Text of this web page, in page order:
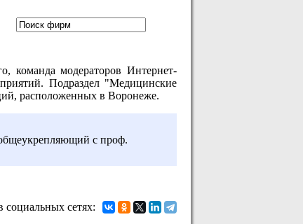
команда модераторов Интернет-
Подраздел "Медицинские
расположенных в Воронеже.
с проф.
социальных сетях: